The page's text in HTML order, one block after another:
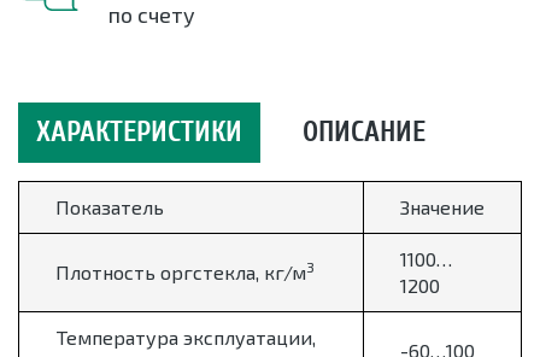
по счету
ХАРАКТЕРИСТИКИ ОПИСАНИЕ
Показатель Значение
Плотность оргстекла, кг/м3
1100…
1200
Температура эксплуатации,
-60…100